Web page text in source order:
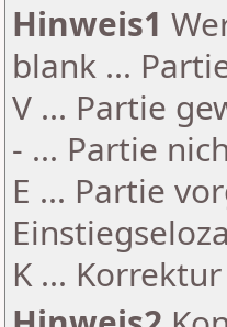
Hinweis1
blank ...
V ... Partie
- ... Partie
E ... Partie
K ...